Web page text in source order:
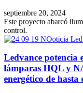
septiembre 20, 2024
Este proyecto abarcó
control.
Ledvance potencia
lámparas HQL y
energético de hasta